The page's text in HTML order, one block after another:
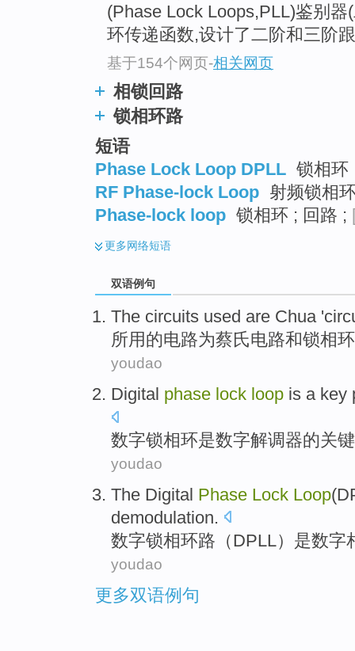
(Phase Lock Loops,PLL)鉴别
环传递函数,设计了二阶和三阶
基于154个网页-相关网页
相锁回路
锁相环路
短语
Phase Lock Loop DPLL 锁相环
RF Phase-lock Loop 射频锁相
Phase-lock loop 锁相环 ; 回路 ;
更多网络短语
双语例句
The circuits used are Chua '
所用的电路为蔡氏电路和锁相环
youdao
Digital phase lock loop is a key
数字锁相环是数字解调器的关键
youdao
The Digital Phase Lock Loop(
demodulation.
数字锁相环路（DPLL） 是数字
youdao
更多双语例句